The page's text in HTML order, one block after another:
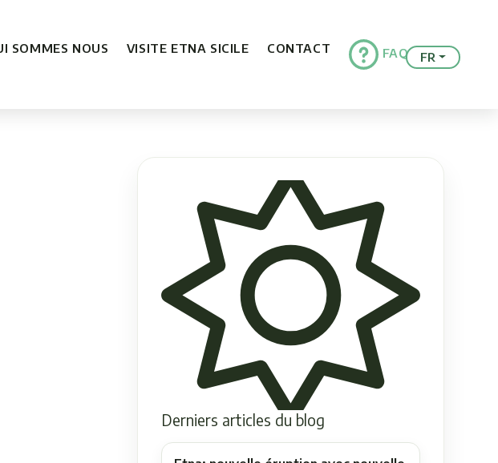
SOMMES NOUS VISITE ETNA SICILE CONTACT FAQ FR
Derniers articles du blog